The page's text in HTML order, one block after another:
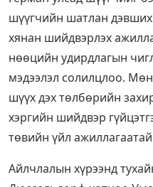
шүүгчийн шатлан дэвших
хянан шийдвэрлэх
нөөцийн удирдлагын
мэдээлэл солилцлоо.
шүүх дэх төлбөрийн
хэргийн шийдвэр
төвийн үйл
Айлчлалын хүрээнд